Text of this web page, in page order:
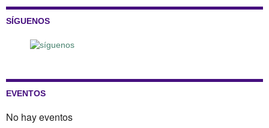
SÍGUENOS
EVENTOS
No hay eventos